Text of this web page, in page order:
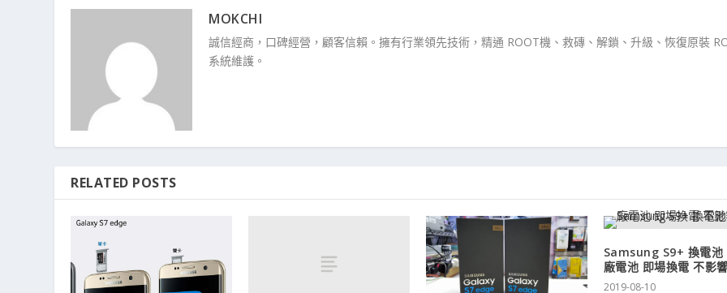
MOKCHI
誠信經商，口碑經營，顧客信賴。擁有行業領先技術，精通 ROOT機、救磚、解鎖、升級、恢復原裝
系統維護。
RELATED POSTS
Samsung S9+ 換電池
廠電池 即場換電 不影
2019-08-10